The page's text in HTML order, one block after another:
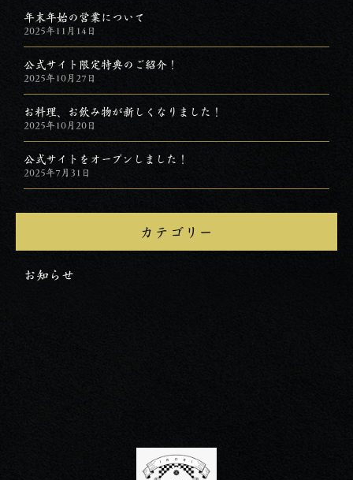
年末年始の営業について
2025年11月14日
公式サイト限定特典のご紹介！
2025年10月27日
お料理、お飲み物が新しくなりました！
2025年10月20日
公式サイトをオープンしました！
2025年7月31日
カテゴリー
お知らせ